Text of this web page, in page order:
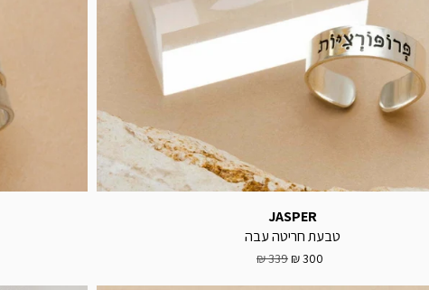
JASPER
טבעת חריטה עבה
300 ₪
339 ₪